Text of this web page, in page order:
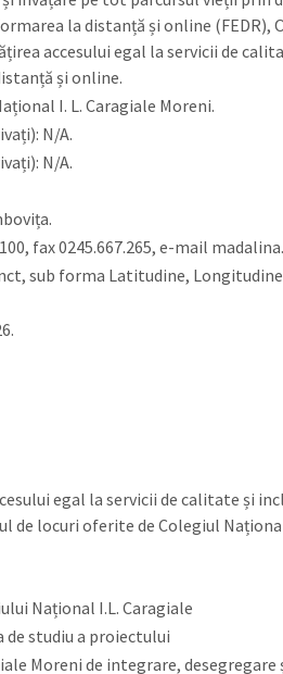
la distanță și online (FEDR),
accesului egal la servicii de
și online.
I. L. Caragiale Moreni.
N/A.
N/A.
fax 0245.667.265, e-mail
sub forma Latitudine, Longitudine
egal la servicii de calitate și
locuri oferite de Colegiul
Național I.L. Caragiale
de studiu a proiectului
Moreni de integrare,